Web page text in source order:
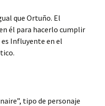
que Ortuño. El
él para hacerlo cumplir
Influyente en el
tipo de personaje